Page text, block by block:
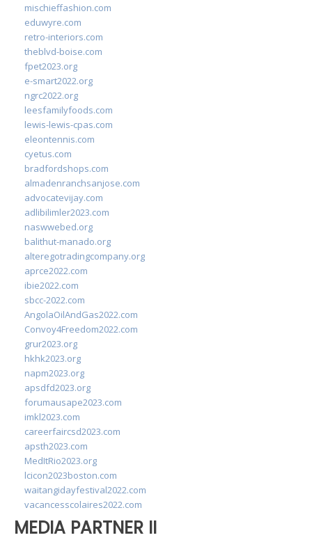
mischieffashion.com
eduwyre.com
retro-interiors.com
theblvd-boise.com
fpet2023.org
e-smart2022.org
ngrc2022.org
leesfamilyfoods.com
lewis-lewis-cpas.com
eleontennis.com
cyetus.com
bradfordshops.com
almadenranchsanjose.com
advocatevijay.com
adlibilimler2023.com
naswwebed.org
balithut-manado.org
alteregotradingcompany.org
aprce2022.com
ibie2022.com
sbcc-2022.com
AngolaOilAndGas2022.com
Convoy4Freedom2022.com
grur2023.org
hkhk2023.org
napm2023.org
apsdfd2023.org
forumausape2023.com
imkl2023.com
careerfaircsd2023.com
apsth2023.com
MedItRio2023.org
lcicon2023boston.com
waitangidayfestival2022.com
vacancesscolaires2022.com
MEDIA PARTNER II